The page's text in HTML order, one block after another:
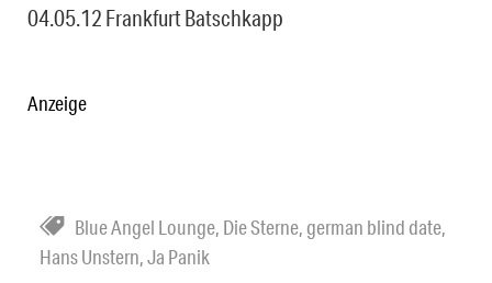
04.05.12 Frankfurt Batschkapp
Anzeige
Blue Angel Lounge, Die Sterne, german blind date,
Hans Unstern,Ja Panik